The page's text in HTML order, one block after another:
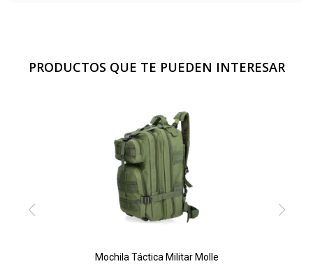
PRODUCTOS QUE TE PUEDEN INTERESAR
Mochila Táctica Militar Molle